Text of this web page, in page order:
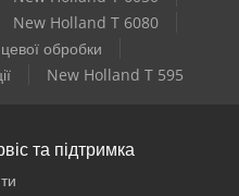
New Holland T 6080
обробки
New Holland T 595
та підтримка